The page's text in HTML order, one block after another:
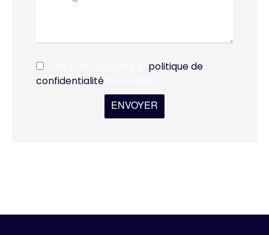
politique de
confidentialité
ENVOYER